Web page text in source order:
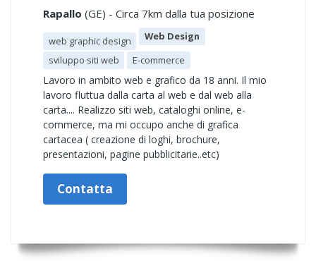
Rapallo (GE) - Circa 7km dalla tua posizione
web graphic design
Web Design
sviluppo siti web
E-commerce
Lavoro in ambito web e grafico da 18 anni. Il mio
lavoro fluttua dalla carta al web e dal web alla
carta.... Realizzo siti web, cataloghi online, e-
commerce, ma mi occupo anche di grafica
cartacea ( creazione di loghi, brochure,
presentazioni, pagine pubblicitarie..etc)
Contatta